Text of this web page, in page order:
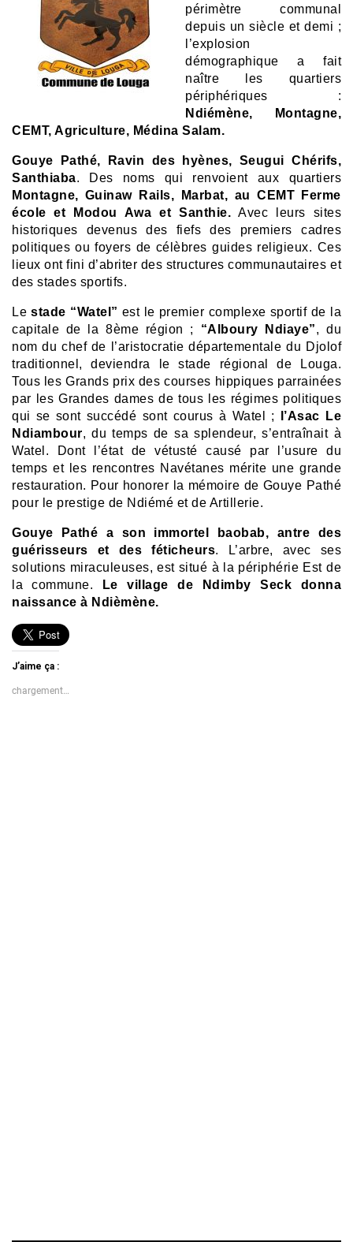
périmètre communal
depuis un siècle et demi ;
l’explosion
démographique a fait
naître les quartiers
périphériques :
Ndiémène, Montagne,
CEMT, Agriculture, Médina Salam.
Gouye Pathé, Ravin des hyènes, Seugui Chérifs,
Santhiaba. Des noms qui renvoient aux quartiers
Montagne, Guinaw Rails, Marbat, au CEMT Ferme
école et Modou Awa et Santhie. Avec leurs sites
historiques devenus des fiefs des premiers cadres
politiques ou foyers de célèbres guides religieux. Ces
lieux ont fini d’abriter des structures communautaires et
des stades sportifs.
Lestade “Watel” est le premier complexe sportif de la
capitale de la 8ème région ; “Alboury Ndiaye”, du
nom du chef de l’aristocratie départementale du Djolof
traditionnel, deviendra le stade régional de Louga.
Tous les Grands prix des courses hippiques parrainées
par les Grandes dames de tous les régimes politiques
qui se sont succédé sont courus à Watel ;
l’Asac Le
Ndiambour, du temps de sa splendeur, s’entraînait à
Watel. Dont l’état de vétusté causé par l’usure du
temps et les rencontres Navétanes mérite une grande
restauration. Pour honorer la mémoire de Gouye Pathé
pour le prestige de Ndiémé et de Artillerie.
Gouye Pathé a son immortel baobab, antre des
guérisseurs et des féticheurs. L’arbre, avec ses
solutions miraculeuses, est situé à la périphérie Est de
la commune.
Le village de Ndimby Seck donna
naissance à Ndièmène.
J’aime ça :
chargement…